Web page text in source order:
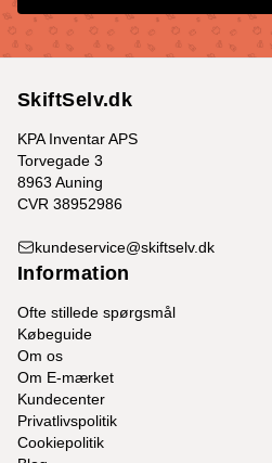
SkiftSelv.dk
KPA Inventar APS
Torvegade 3
8963 Auning
CVR 38952986
kundeservice@skiftselv.dk
Information
Ofte stillede spørgsmål
Købeguide
Om os
Om E-mærket
Kundecenter
Privatlivspolitik
Cookiepolitik